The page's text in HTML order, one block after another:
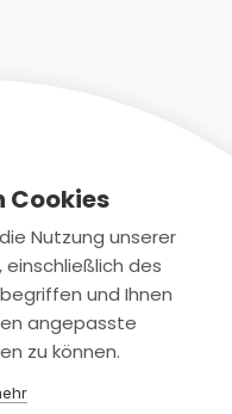
Cookies
Nutzung unserer
des
und Ihnen
angepasste
zu können.